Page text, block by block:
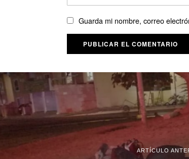
Guarda mi nombre, correo
ARTÍCULO